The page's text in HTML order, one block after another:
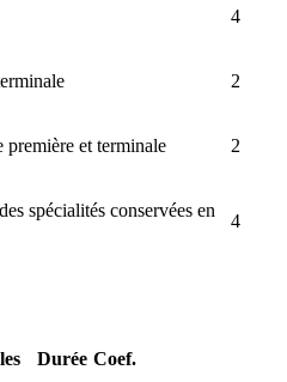
4
2
première et terminale 2
spécialités conservées en
4
Durée Coef.